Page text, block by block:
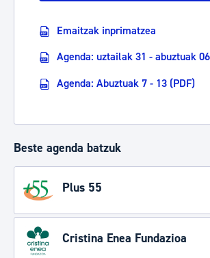
Emaitzak inprimatzea
Agenda: uztailak 31 - abuztuak
Agenda: Abuztuak 7 - 13 (PDF)
Beste agenda batzuk
Plus 55
Cristina Enea Fundazioa